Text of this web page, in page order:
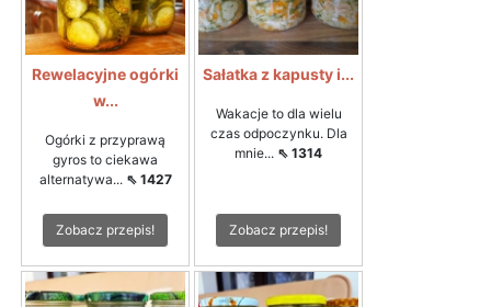
Rewelacyjne ogórki
w...
Ogórki z przyprawą
gyros to ciekawa
alternatywa... ⇖ 1427
Zobacz przepis!
Sałatka z kapusty i...
Wakacje to dla wielu
czas odpoczynku. Dla
mnie... ⇖ 1314
Zobacz przepis!